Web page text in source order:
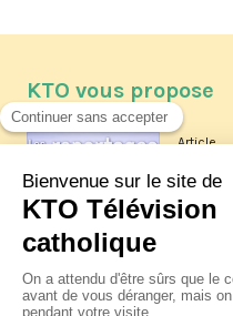
KTO vous propose
Article
Les
La
XIV à
jeudi